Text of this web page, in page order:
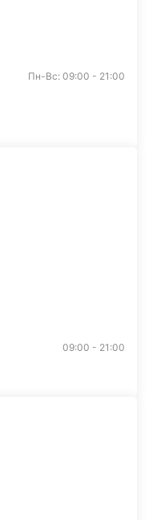
Пн-Вс: 09:00 - 21:00
09:00 - 21:00